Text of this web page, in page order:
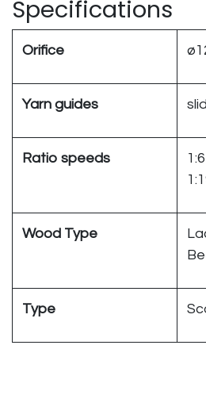
Specifications
Orifice
Yarn guides
Ratio speeds
Wood Type
Type